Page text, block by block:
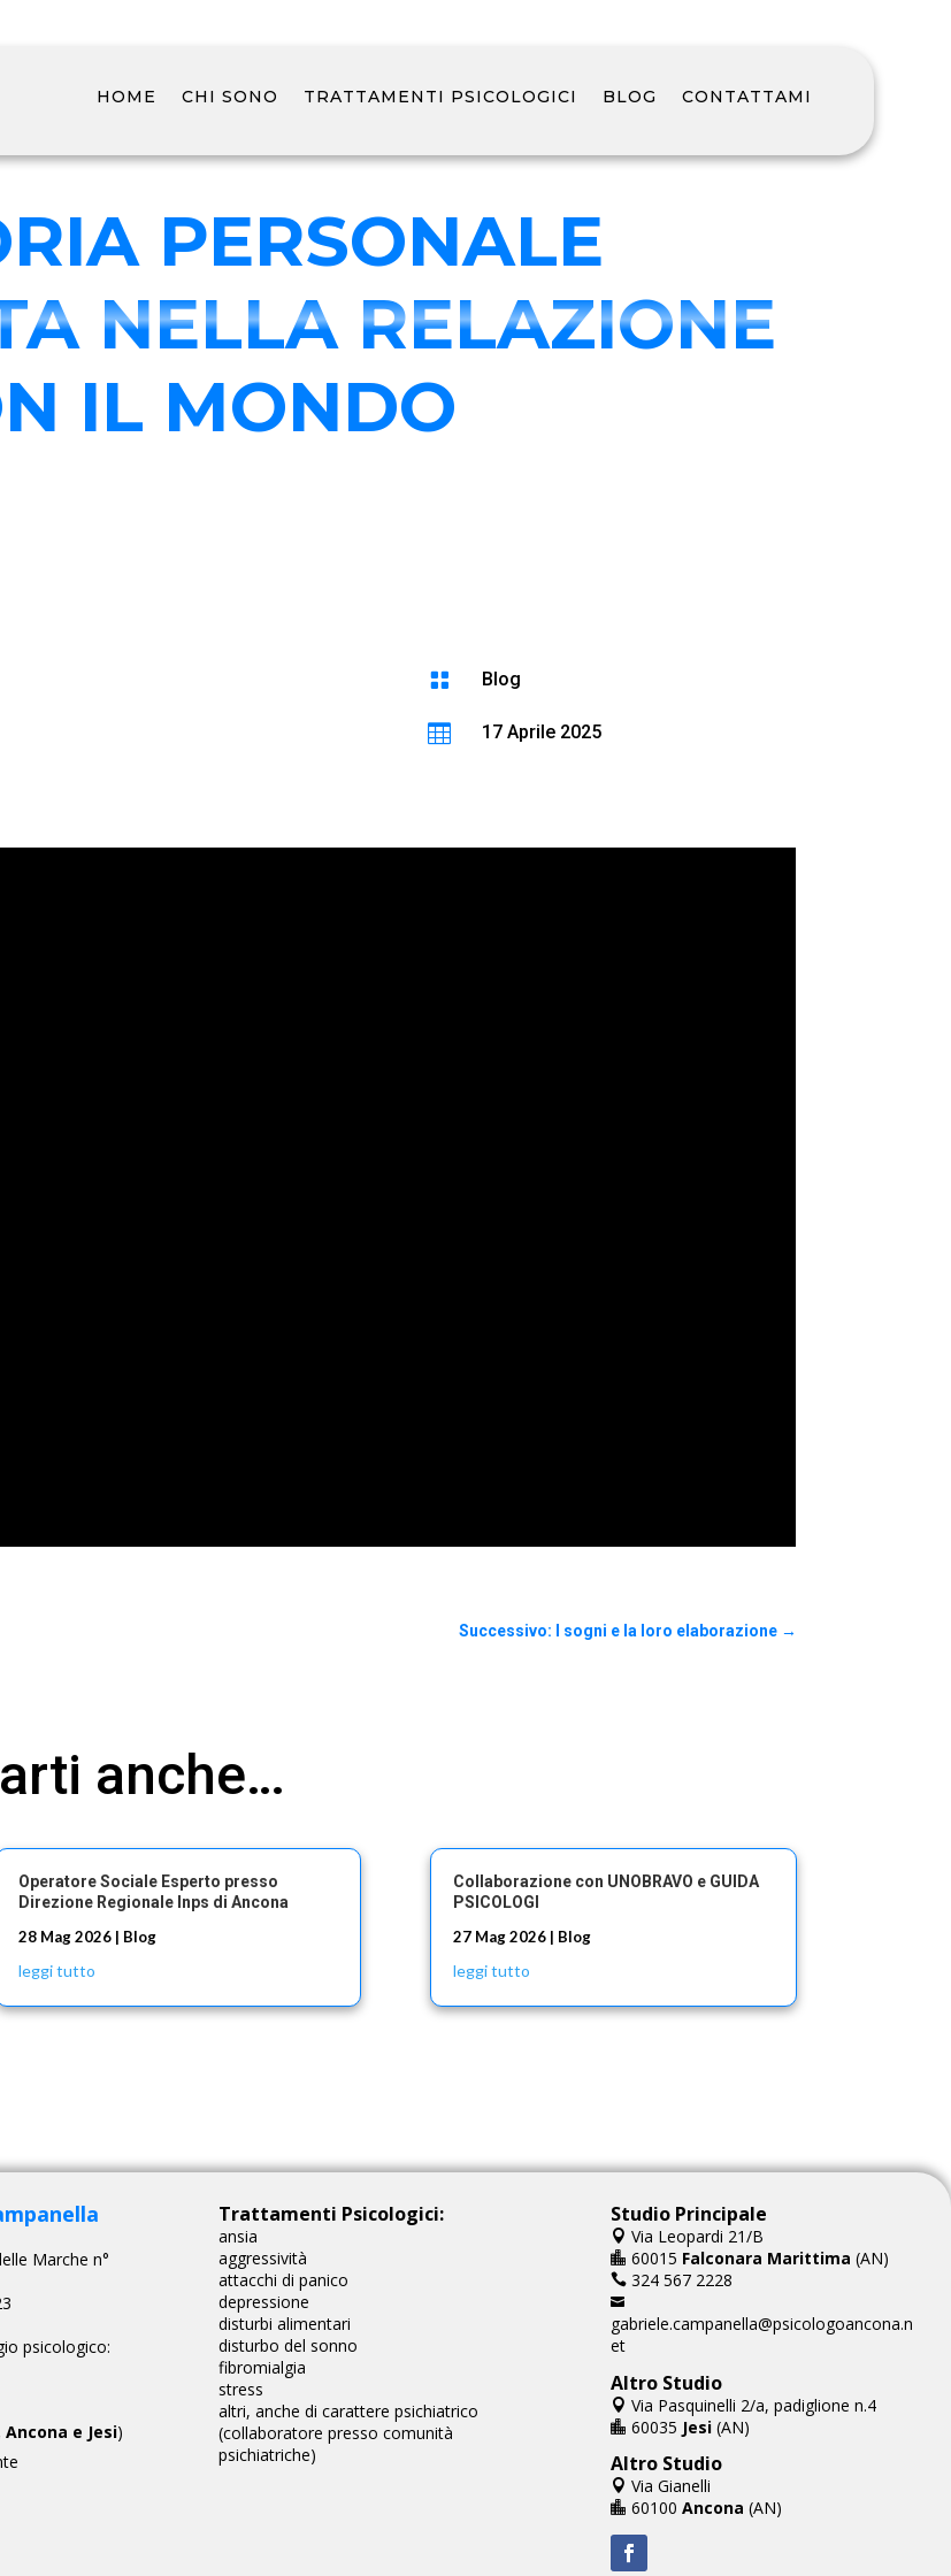
HOME CHI SONO TRATTAMENTI PSICOLOGICI BLOG CONTATTAMI
PERSONALE
NELLA RELAZIONE
IL MONDO
 Blog
 17 Aprile 2025
Successivo: I sogni e la loro elaborazione→
anche…
Operatore Sociale Esperto presso
Direzione Regionale Inps di Ancona
28 Mag 2026| Blog
leggi tutto
Collaborazione con UNOBRAVO e GUIDA
PSICOLOGI
27 Mag 2026| Blog
leggi tutto
Marche n°
psicologico:
Ancona e Jesi)
Trattamenti Psicologici:
ansia
aggressività
attacchi di panico
depressione
disturbi alimentari
disturbo del sonno
fibromialgia
stress
altri, anche di carattere psichiatrico
(collaboratore presso comunità
psichiatriche)
Studio Principale
 Via Leopardi 21/B
 60015 Falconara Marittima (AN)
324 567 2228

gabriele.campanella@psicologoancona.n
et
Altro Studio
 Via Pasquinelli 2/a, padiglione n.4
 60035 Jesi(AN)
Altro Studio
 Via Gianelli
 60100 Ancona (AN)